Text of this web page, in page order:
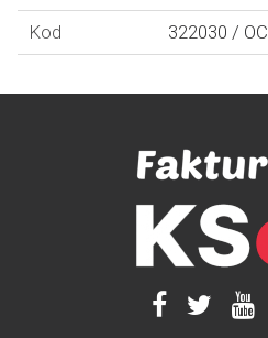
Kod
322030 / OC